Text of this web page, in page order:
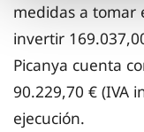
medidas a tomar
invertir
Picanya cuenta
90.229,70 € (IVA
ejecución.